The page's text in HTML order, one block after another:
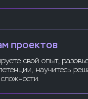
проектов
свой опыт,
научитесь